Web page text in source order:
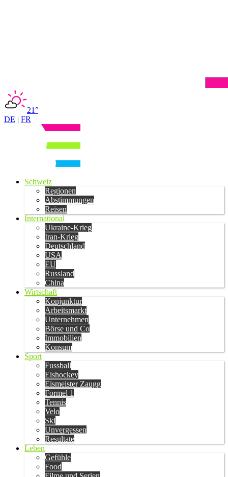
21°
DE | FR
Schweiz
Regionen
Abstimmungen
Reisen
International
Ukraine-Krieg
Iran-Krieg
Deutschland
USA
EU
Russland
China
Wirtschaft
Konjunktur
Arbeitsmarkt
Unternehmen
Börse und Co
Immobilien
Konsum
Sport
Fussball
Eishockey
Eismeister Zaugg
Formel 1
Tennis
Velo
Ski
Unvergessen
Resultate
Leben
Gefühle
Food